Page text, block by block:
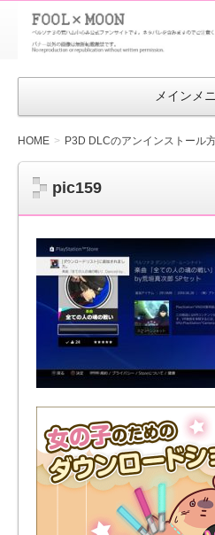
FOOL×MOON
｜ペルソナ
3 荒ハム中
メインメ
HOME P3D DLCのアンインストール
pic159